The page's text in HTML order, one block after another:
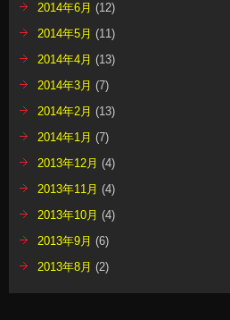
2014年6月 (12)
2014年5月 (11)
2014年4月 (13)
2014年3月 (7)
2014年2月 (13)
2014年1月 (7)
2013年12月 (4)
2013年11月 (4)
2013年10月 (4)
2013年9月 (6)
2013年8月 (2)